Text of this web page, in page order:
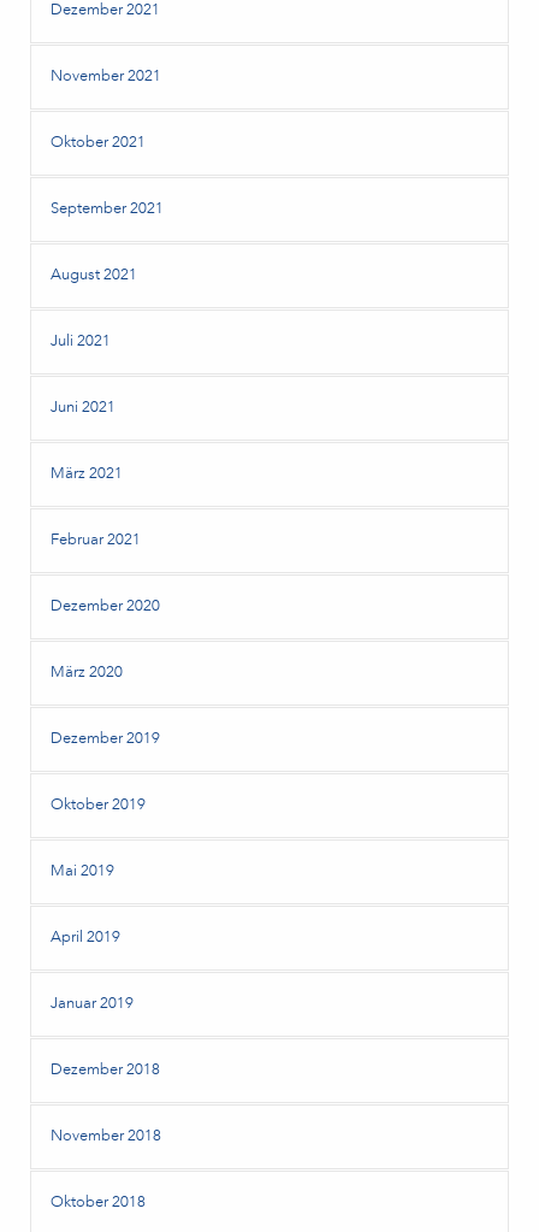
Dezember 2021
November 2021
Oktober 2021
September 2021
August 2021
Juli 2021
Juni 2021
März 2021
Februar 2021
Dezember 2020
März 2020
Dezember 2019
Oktober 2019
Mai 2019
April 2019
Januar 2019
Dezember 2018
November 2018
Oktober 2018